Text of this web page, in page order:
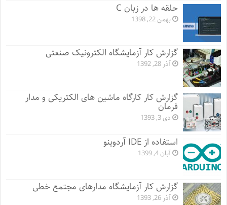
حلقه ها در زبان C
بهمن 22, 1398
گزارش کار آزمایشگاه الکترونیک صنعتی
آذر 28, 1392
گزارش کار کارگاه ماشین های الکتریکی و مدار
فرمان
دی 3, 1393
استفاده از IDE آردوینو
آبان 4, 1399
گزارش کار آزمایشگاه مدارهای مجتمع خطی
آذر 26, 1393